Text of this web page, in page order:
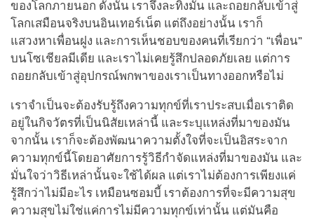
ของโลกภายนอก ดังนั้น เราจึงละทิ้งมัน และถอยกลับเข้าสู่
โลกเสมือนจริงบนอินเทอร์เน็ต แต่ถึงอย่างนั้น เราก็
แสวงหาเพื่อนฝูง และการเห็นชอบของคนที่เรียกว่า “เพื่อน”
บนโซเชียลมีเดีย และเราไม่เคยรู้สึกปลอดภัยเลย แต่การ
ถอยกลับเข้าสู่อุปกรณ์พกพาของเราเป็นทางออกหรือไม่
เราจำเป็นจะต้องรับรู้ถึงความทุกข์ที่เราประสบเมื่อเราติด
อยู่ในกิจวัตรที่เป็นนิสัยเหล่านี้ และระบุแหล่งที่มาของมัน
จากนั้น เราก็จะต้องพัฒนาความตั้งใจที่จะเป็นอิสระจาก
ความทุกข์นี้โดยอาศัยการรู้วิธีกำจัดแหล่งที่มาของมัน และ
มั่นใจว่าวิธีเหล่านั้นจะใช้ได้ผล แต่เราไม่ต้องการเพียงแค่
รู้สึกว่าไม่มีอะไร เหมือนซอมบี้ เราต้องการที่จะมีความสุข
ความสุขไม่ใช่แค่การไม่มีความทุกข์เท่านั้น แต่มันคือ